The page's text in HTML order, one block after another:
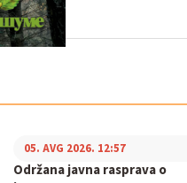
Održana javna rasprava o
05. AVG 2026. 12:57